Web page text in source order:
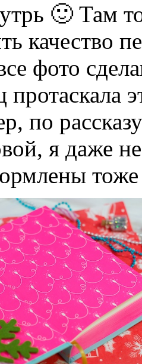
🙂 Там
качество
фото
по
я даже